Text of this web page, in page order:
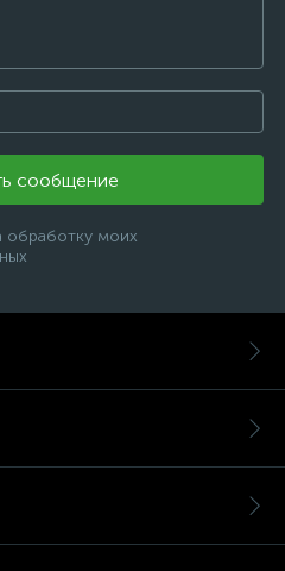
сообщение
обработку моих